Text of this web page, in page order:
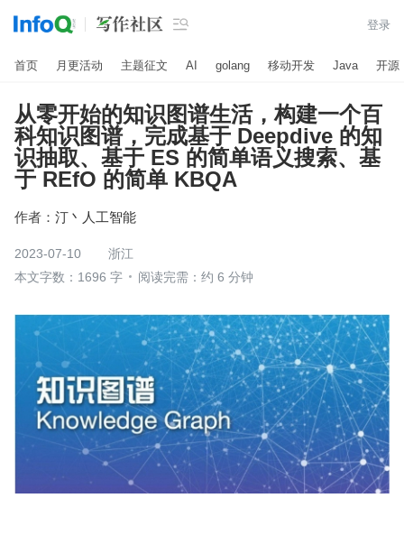
 登录
首页 月更活动 主题征文 AI golang 移动开发 Java 开源
从零开始的知识图谱生活，构建一个百
科知识图谱，完成基于 Deepdive 的知
识抽取、基于 ES 的简单语义搜索、基
于 REfO 的简单 KBQA
作者： 汀丶人工智能
2023-07-10
浙江
本文字数：1696 字
阅读完需：约 6 分钟